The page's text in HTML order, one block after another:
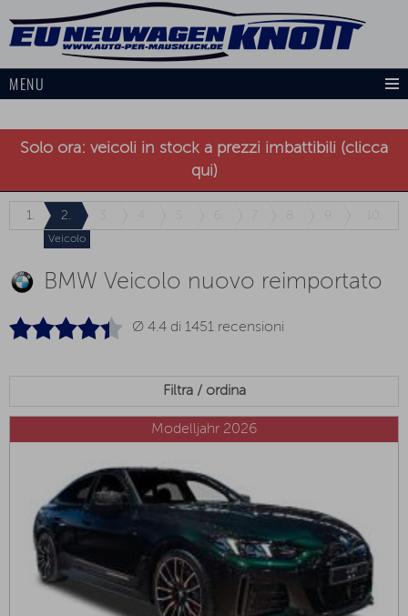
MENU
Solo ora: veicoli in stock a prezzi imbattibili (clicca
qui)
1. 2.
Veicolo
BMW Veicolo nuovo reimportato
Ø 4.4 di 1451 recensioni
Filtra / ordina
Modelljahr 2026